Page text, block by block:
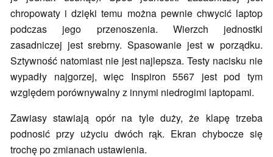
chropowaty i dzięki temu można pewnie chwycić laptop
podczas jego przenoszenia. Wierzch jednostki
zasadniczej jest srebrny. Spasowanie jest w porządku.
Sztywność natomiast nie jest najlepsza. Testy nacisku nie
wypadły najgorzej, więc Inspiron 5567 jest pod tym
względem porównywalny z innymi niedrogimi laptopami.
Zawiasy stawiają opór na tyle duży, że klapę trzeba
podnosić przy użyciu dwóch rąk. Ekran chybocze się
trochę po zmianach ustawienia.